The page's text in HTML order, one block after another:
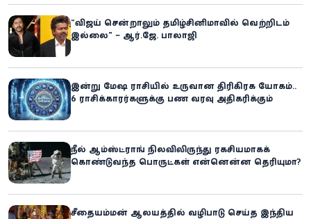
“விஜய் சென்றாலும் தமிழ்சினிமாவில் வெற்றிடம்
இல்லை” – ஆர்.ஜே. பாலாஜி
இன்று மேஷ ராசியில் உருவான திரிகிரக யோகம்..
6 ராசிக்காரர்களுக்கு பண வரவு அதிகரிக்கும்
நீல் ஆம்ஸ்ட்ராங் நிலவிலிருந்து ரகசியமாகக்
கொண்டுவந்த பொருட்கள் என்னென்ன தெரியுமா?
சீதையம்மன் ஆலயத்தில் வழிபாடு செய்த இந்திய